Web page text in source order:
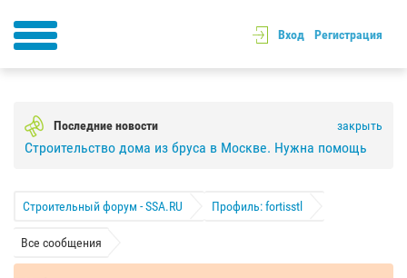
Вход Регистрация
Последние новости закрыть
Строительство дома из бруса в Москве. Нужна помощь
Строительный форум - SSA.RU Профиль: fortisstl
Все сообщения